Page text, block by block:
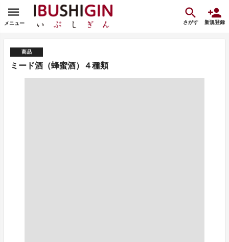
メニュー さがす 新規登録
商品
ミード酒（蜂蜜酒）４種類